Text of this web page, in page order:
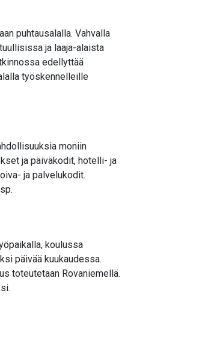
puhtausalalla. Vahvalla
ja laaja-alaista
edellyttää
työskennelleille
moniin
ja päiväkodit, hotelli- ja
ja palvelukodit.
koulussa
päivää kuukaudessa.
toteutetaan Rovaniemellä.